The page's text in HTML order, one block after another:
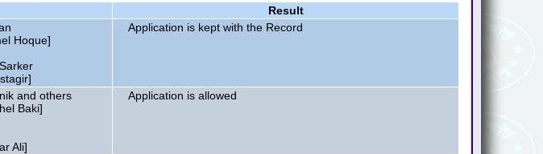
Result
Hoque]
Application is kept with the Record
and others
Baki]
Ali]
Application is allowed